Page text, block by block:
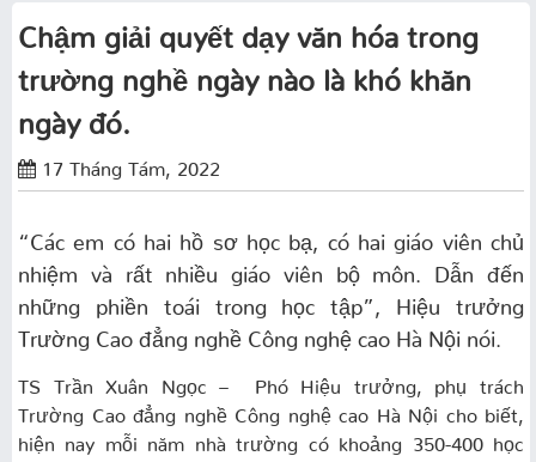
Chậm giải quyết dạy văn hóa trong
trường nghề ngày nào là khó khăn
ngày đó.
17 Tháng Tám, 2022
“Các em có hai hồ sơ học bạ, có hai giáo viên chủ
nhiệm và rất nhiều giáo viên bộ môn. Dẫn đến
những phiền toái trong học tập”, Hiệu trưởng
Trường Cao đẳng nghề Công nghệ cao Hà Nội nói.
TS Trần Xuân Ngọc – Phó Hiệu trưởng, phụ trách
Trường Cao đẳng nghề Công nghệ cao Hà Nội cho biết,
hiện nay mỗi năm nhà trường có khoảng 350-400 học